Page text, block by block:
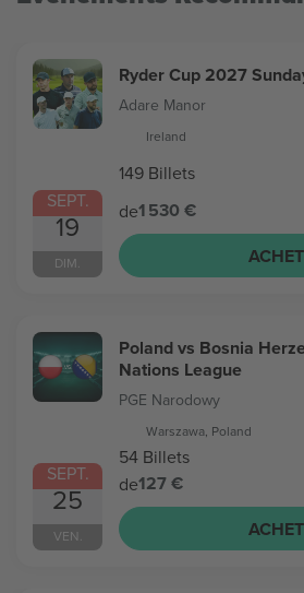
SEPT.
19
DIM.
Ryder Cup 2027
Adare Manor
Ireland
149 Billets
de1 530 €
SEPT.
25
VEN.
Poland vs Bosnia
Nations League
PGE Narodowy
Warszawa, Poland
54 Billets
de127 €